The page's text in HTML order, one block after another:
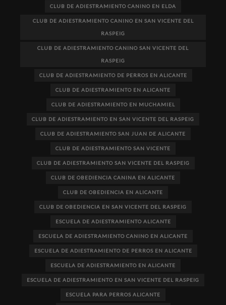
CLUB DE ADIESTRAMIENTO CANINO EN ELDA
CLUB DE ADIESTRAMIENTO CANINO EN SAN VICENTE DEL
RASPEIG
CLUB DE ADIESTRAMIENTO CANINO SAN VICENTE DEL
RASPEIG
CLUB DE ADIESTRAMIENTO DE PERROS EN ALICANTE
CLUB DE ADIESTRAMIENTO EN ALICANTE
CLUB DE ADIESTRAMIENTO EN MUCHAMIEL
CLUB DE ADIESTRAMIENTO EN SAN VICENTE DEL RASPEIG
CLUB DE ADIESTRAMIENTO SAN JUAN DE ALICANTE
CLUB DE ADIESTRAMIENTO SAN VICENTE
CLUB DE ADIESTRAMIENTO SAN VICENTE DEL RASPEIG
CLUB DE OBEDIENCIA CANINA EN ALICANTE
CLUB DE OBEDIENCIA EN ALICANTE
CLUB DE OBEDIENCIA EN SAN VICENTE DEL RASPEIG
ESCUELA DE ADIESTRAMIENTO ALICANTE
ESCUELA DE ADIESTRAMIENTO CANINO EN ALICANTE
ESCUELA DE ADIESTRAMIENTO DE PERROS EN ALICANTE
ESCUELA DE ADIESTRAMIENTO EN ALICANTE
ESCUELA DE ADIESTRAMIENTO EN SAN VICENTE DEL RASPEIG
ESCUELA PARA PERROS ALICANTE